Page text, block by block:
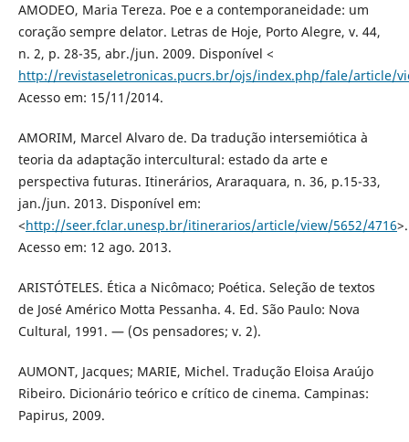
AMODEO, Maria Tereza. Poe e a contemporaneidade: um
coração sempre delator. Letras de Hoje, Porto Alegre, v. 44,
n. 2, p. 28-35, abr./jun. 2009. Disponível <
http://revistaseletronicas.pucrs.br/ojs/index.php/fale/article/
Acesso em: 15/11/2014.
AMORIM, Marcel Alvaro de. Da tradução intersemiótica à
teoria da adaptação intercultural: estado da arte e
perspectiva futuras. Itinerários, Araraquara, n. 36, p.15-33,
jan./jun. 2013. Disponível em:
<http://seer.fclar.unesp.br/itinerarios/article/view/5652/4716>.
Acesso em: 12 ago. 2013.
ARISTÓTELES. Ética a Nicômaco; Poética. Seleção de textos
de José Américo Motta Pessanha. 4. Ed. São Paulo: Nova
Cultural, 1991. — (Os pensadores; v. 2).
AUMONT, Jacques; MARIE, Michel. Tradução Eloisa Araújo
Ribeiro. Dicionário teórico e crítico de cinema. Campinas:
Papirus, 2009.